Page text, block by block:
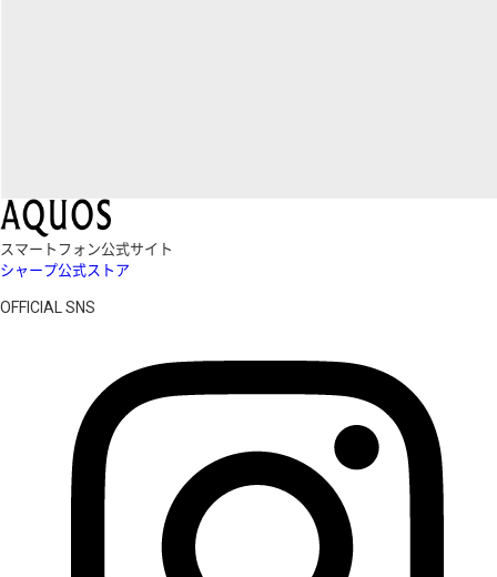
スマートフォン公式サイト
シャープ公式ストア
OFFICIAL SNS